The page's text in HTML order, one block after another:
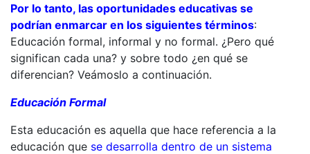
Por lo tanto, las oportunidades educativas se
podrían enmarcar en los siguientes términos:
Educación formal, informal y no formal. ¿Pero qué
significan cada una? y sobre todo ¿en qué se
diferencian? Veámoslo a continuación.
Educación Formal
Esta educación es aquella que hace referencia a la
educación que se desarrolla dentro de un sistema